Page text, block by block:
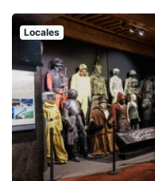
Locales